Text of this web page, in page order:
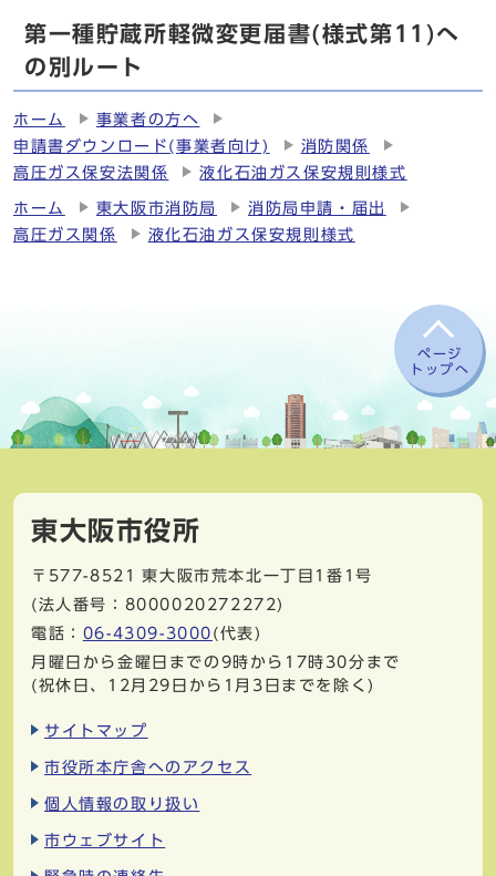
第一種貯蔵所軽微変更届書(様式第11)へ
の別ルート
ホーム
事業者の方へ
申請書ダウンロード(事業者向け)
消防関係
高圧ガス保安法関係
液化石油ガス保安規則様式
ホーム 東大阪市消防局
消防局申請・届出
高圧ガス関係
液化石油ガス保安規則様式
ページ
トップへ
東大阪市役所
〒577-8521
東大阪市荒本北一丁目1番1号
(法人番号：8000020272272)
電話： 06-4309-3000 (代表)
月曜日から金曜日までの9時から17時30分まで
(祝休日、12月29日から1月3日までを除く)
サイトマップ
市役所本庁舎へのアクセス
個人情報の取り扱い
市ウェブサイト